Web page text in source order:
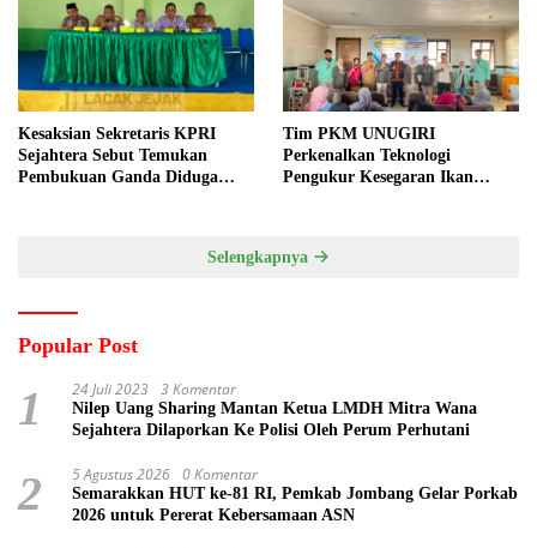
Kesaksian Sekretaris KPRI
Sejahtera Sebut Temukan
Pembukuan Ganda Diduga
Tim PKM UNUGIRI
Perkenalkan Teknologi
Pengukur Kesegaran Ikan
Selengkapnya
Popular Post
1 24 Juli 2023 3 Komentar
Nilep Uang Sharing Mantan Ketua LMDH Mitra Wana
Sejahtera Dilaporkan Ke Polisi Oleh Perum Perhutani
2 5 Agustus 2026 0 Komentar
Semarakkan HUT ke-81 RI, Pemkab Jombang Gelar Porkab
2026 untuk Pererat Kebersamaan ASN